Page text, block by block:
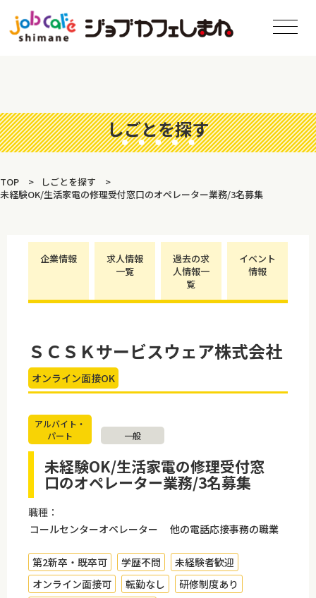
しごとを探す
TOP
しごとを探す
未経験OK/生活家電の修理受付窓口のオペレーター業務/3名募集
企業情報
求人情報
一覧
過去の求
人情報一
覧
イベント
情報
ＳＣＳＫサービスウェア株式会社
オンライン面接OK
アルバイト・
パート
一般
未経験OK/生活家電の修理受付窓
口のオペレーター業務/3名募集
職種：
コールセンターオペレーター 他の電話応接事務の職業
第2新卒・既卒可 学歴不問
未経験者歓迎
オンライン面接可
転勤なし
研修制度あり